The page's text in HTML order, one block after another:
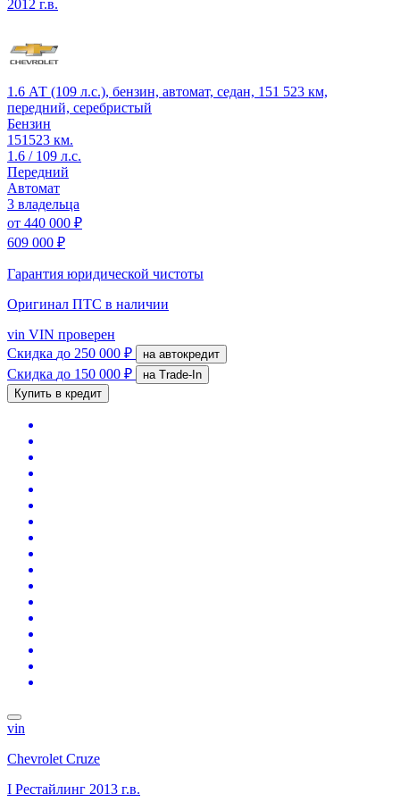
2012 г.в.
1.6 АТ (109 л.с.), бензин, автомат, седан, 151 523 км,
передний, серебристый
Бензин
151523 км.
1.6 / 109 л.с.
Передний
Автомат
3 владельца
от 440 000 ₽
609 000 ₽
Гарантия юридической чистоты
Оригинал ПТС в наличии
vin VIN проверен
Скидка до 250 000 ₽ на автокредит
Скидка до 150 000 ₽
на Trade-In
Купить в кредит
vin
Chevrolet Cruze
I Рестайлинг 2013 г.в.